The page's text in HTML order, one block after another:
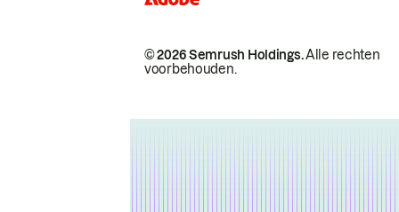
© 2026 Semrush Holdings.Alle rechten
voorbehouden.